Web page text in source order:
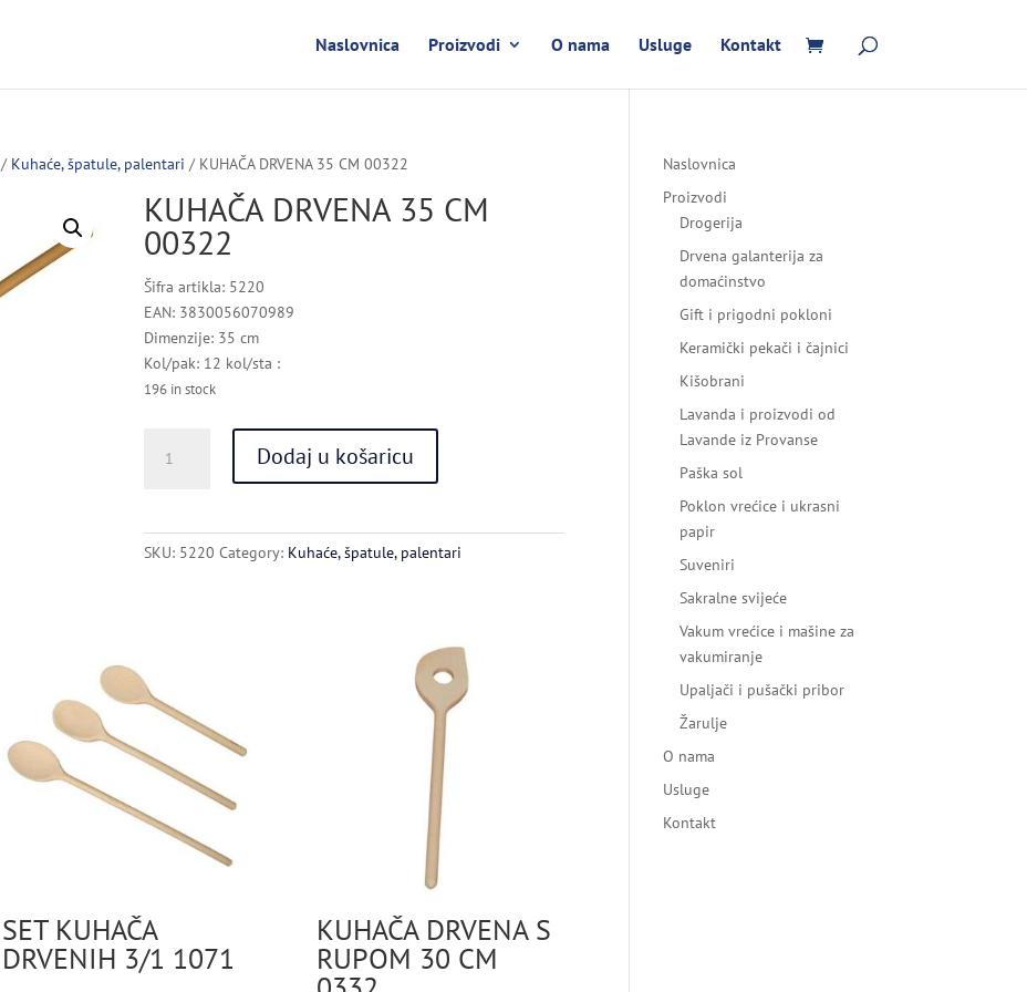
Naslovnica Proizvodi O nama Usluge Kontakt
/ Kuhaće, špatule, palentari / KUHAČA DRVENA 35 CM 00322
KUHAČA DRVENA 35 CM
00322
Šifra artikla: 5220
EAN: 3830056070989
Dimenzije: 35 cm
Kol/pak: 12 kol/sta :
196 in stock
DRVENA
Dodaj u košaricu
SKU: 5220 Category: Kuhaće, špatule, palentari
SET KUHAČA
DRVENIH 3/1 1071
KUHAČA DRVENA S
RUPOM 30 CM
Naslovnica
Proizvodi
Drogerija
Drvena galanterija za
domaćinstvo
Gift i prigodni pokloni
Keramički pekači i čajnici
Kišobrani
Lavanda i proizvodi od
Lavande iz Provanse
Paška sol
Poklon vrećice i ukrasni
papir
Suveniri
Sakralne svijeće
Vakum vrećice i mašine za
vakumiranje
Upaljači i pušački pribor
Žarulje
O nama
Usluge
Kontakt